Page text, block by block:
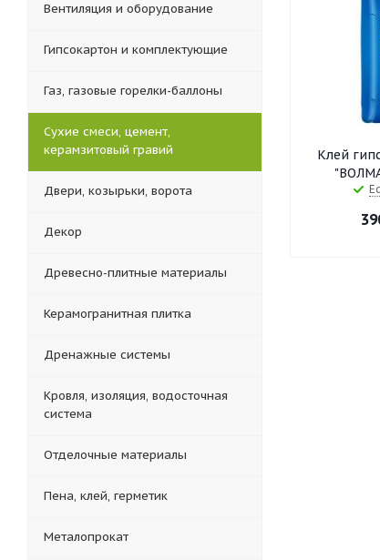
Клей
Вентиляция и оборудование
Гипсокартон и комплектующие
Газ, газовые горелки-баллоны
Сухие смеси, цемент,
керамзитовый гравий
Двери, козырьки, ворота
Декор
Древесно-плитные материалы
Керамогранитная плитка
Дренажные системы
Кровля, изоляция, водосточная
система
Отделочные материалы
Пена, клей, герметик
Металопрокат